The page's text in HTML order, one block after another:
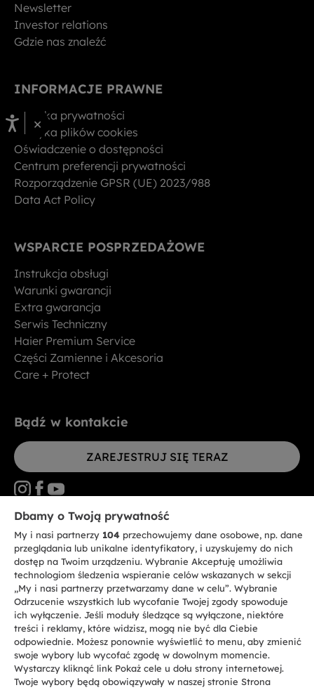
Newsletter
Investor relations
Gdzie nas znaleźć
INFORMACJE PRAWNE
Polityka prywatności
Polityka plików cookies
Oświadczenie o dostępności
Centrum preferencji prywatności
Rozporządzenie GPSR (UE) 2023/988
Data Act Policy
WSPARCIE POSPRZEDAŻOWE
Instrukcja obsługi
Warunki gwarancji
Extra gwarancja
Serwis Techniczny
Haier Premium Service
Części Zamienne i Akcesoria
Care + Protect
Bądź w kontakcie
ZAREJESTRUJ SIĘ TERAZ
CANDY HOOVER GROUP S.r.I. - jednoosobowa sp. z.o.o. - SIEDZIBA
STATUTOWA: Via Comolli, 57 - 20861 Brugherio (MB) - Włochy -
SIEDZIBY ADMINISTRACYJNE: Via Privata Eden Fumagalli bez
nadanego numeru - 20861 Brugherio (MB) i Via Trento nr 20/A-22 - 20871
Vimercate (MB) - Włochy - Tel.: +39.039.2086.1 - Faks: +39.039.2086.237 -
Kapitał zakładowy 35.000.000,00 € wpłacony w całości - Kod identyfikacji
podatkowej i nr wpisu do Rejestru przedsiębiorstw dla rejonu Mediolan-
Monza-Brianza-Lodi 04666310158 - NIP 00786860965 - Numer wpisu do
Repertorium Ekonomiczno - Administracyjnego REA: MB-1033934 -
Autoryzacja IT AEOF 211870 - Spółka podlega zarządzaniu i koordynacji
Candy S.p.A.
PL / Polski
×
Dbamy o Twoją prywatność
My i nasi partnerzy 104 przechowujemy dane osobowe, np. dane
przeglądania lub unikalne identyfikatory, i uzyskujemy do nich
dostęp na Twoim urządzeniu. Wybranie Akceptuję umożliwia
technologiom śledzenia wspieranie celów wskazanych w sekcji
„My i nasi partnerzy przetwarzamy dane w celu”. Wybranie
Odrzucenie wszystkich lub wycofanie Twojej zgody spowoduje
ich wyłączenie. Jeśli moduły śledzące są wyłączone, niektóre
treści i reklamy, które widzisz, mogą nie być dla Ciebie
odpowiednie. Możesz ponownie wyświetlić to menu, aby zmienić
swoje wybory lub wycofać zgodę w dowolnym momencie.
Wystarczy kliknąć link Pokaż cele u dołu strony internetowej.
Twoje wybory będą obowiązywały w naszej stronie Strona